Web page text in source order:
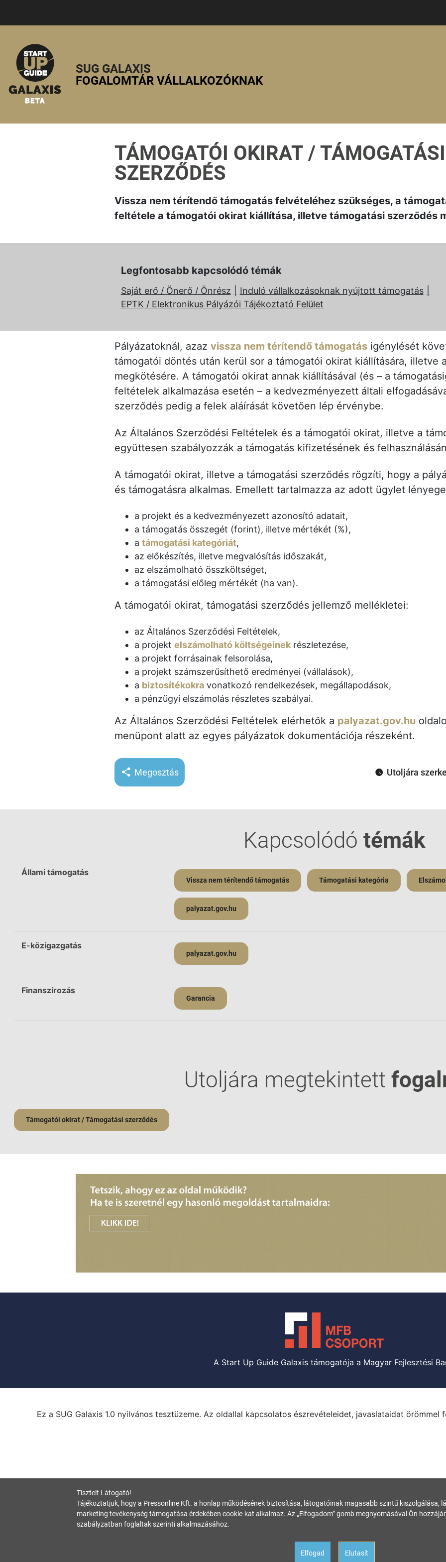
SUG GALAXIS
FOGALOMTÁR VÁLLALKOZÓKNAK
TÁMOGATÓI OKIRAT / TÁMOGATÁSI
SZERZŐDÉS
Vissza nem térítendő támogatás felvételéhez szükséges, a
feltétele a támogatói okirat kiállítása, illetve támogatási szerződés
Legfontosabb kapcsolódó témák
Saját erő / Önerő / Önrész
Induló vállalkozásoknak nyújtott támogatás
EPTK / Elektronikus Pályázói Tájékoztató Felület
Pályázatoknál, azaz vissza nem térítendő támogatásigénylését
támogatói döntés után kerül sor a támogatói okirat kiállítására, illetve
megkötésére. A támogatói okirat annak kiállításával (és – a
feltételek alkalmazása esetén – a kedvezményezett általi
szerződés pedig a felek aláírását követően lép érvénybe.
Az Általános Szerződési Feltételek és a támogatói okirat, illetve a
együttesen szabályozzák a támogatás kifizetésének és
A támogatói okirat, illetve a támogatási szerződés rögzíti, hogy a
és támogatásra alkalmas. Emellett tartalmazza az adott ügylet
a projekt és a kedvezményezett azonosító adatait,
a támogatás összegét (forint), illetve mértékét (%),
a támogatási kategóriát,
az előkészítés, illetve megvalósítás időszakát,
az elszámolható összköltséget,
a támogatási előleg mértékét (ha van).
A támogatói okirat, támogatási szerződés jellemző mellékletei:
az Általános Szerződési Feltételek,
a projekt elszámolható költségeinekrészletezése,
a projekt forrásainak felsorolása,
a projekt számszerűsíthető eredményei (vállalások),
a biztosítékokravonatkozó rendelkezések, megállapodások,
a pénzügyi elszámolás részletes szabályai.
Az Általános Szerződési Feltételek elérhetők a palyazat.gov.hu
menüpont alatt az egyes pályázatok dokumentációja részeként.
Megosztás Utoljára
Kapcsolódó témák
Állami támogatás
Vissza nem térítendő támogatás Támogatási kategória
palyazat.gov.hu
E-közigazgatás
palyazat.gov.hu
Finanszírozás
Garancia
Utoljára megtekintett
Támogatói okirat / Támogatási szerződés
A Start Up Guide Galaxis támogatója a Magyar Fejlesztési
Ez a SUG Galaxis 1.0 nyilvános tesztüzeme. Az oldallal kapcsolatos észrevételeidet, javaslataidat örömmel
Tisztelt Látogató!
Tájékoztatjuk, hogy a Pressonline Kft. a honlap működésének biztosítása, látogatóinak magasabb szintű kiszolgálása,
marketing tevékenység támogatása érdekében cookie-kat alkalmaz. Az „Elfogadom” gomb megnyomásával Ön
szabályzatban foglaltak szerinti alkalmazásához.
Elfogad Elutasít